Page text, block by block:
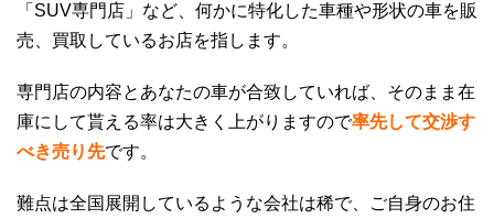
「SUV専門店」など、何かに特化した車種や形状の車を販
売、買取しているお店を指します。
専門店の内容とあなたの車が合致していれば、そのまま在
庫にして貰える率は大きく上がりますので率先して交渉す
べき売り先です。
難点は全国展開しているような会社は稀で、ご自身のお住